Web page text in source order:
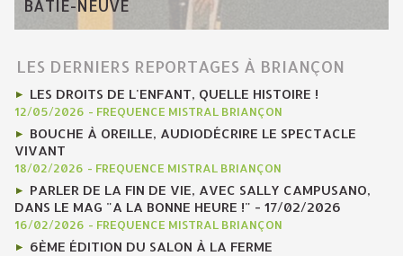
BÂTIE-NEUVE
LES DERNIERS REPORTAGES À BRIANÇON
LES DROITS DE L'ENFANT, QUELLE HISTOIRE !
12/05/2026 - FREQUENCE MISTRAL BRIANÇON
BOUCHE À OREILLE, AUDIODÉCRIRE LE SPECTACLE
VIVANT
18/02/2026 - FREQUENCE MISTRAL BRIANÇON
PARLER DE LA FIN DE VIE, AVEC SALLY CAMPUSANO,
DANS LE MAG "A LA BONNE HEURE !" - 17/02/2026
16/02/2026 - FREQUENCE MISTRAL BRIANÇON
6ÈME ÉDITION DU SALON À LA FERME